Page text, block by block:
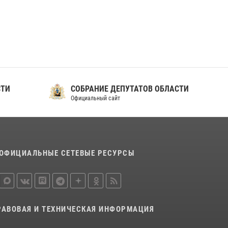
СОБРАНИЕ ДЕПУТАТОВ ОБЛАСТИ
Официальный сайт
СЕТЕВЫЕ РЕСУРСЫ
И ТЕХНИЧЕСКАЯ ИНФОРМАЦИЯ